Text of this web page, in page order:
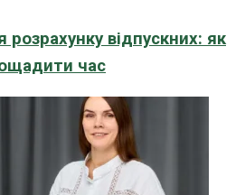
розрахунку відпускних: як
час